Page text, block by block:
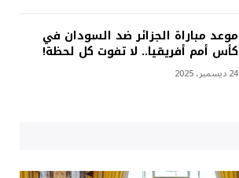
موعد مباراة الجزائر ضد السودان في
كأس أمم أفريقيا.. لا تفوت كل لحظة!
24 ديسمبر، 2025